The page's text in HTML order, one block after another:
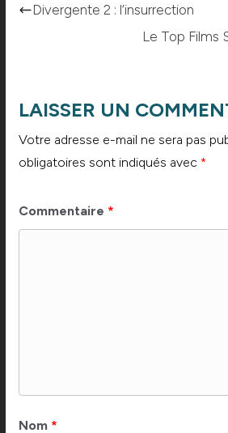
Divergente 2 : l’insurrection
Le Top Films
LAISSER UN
Votre adresse e-mail ne sera pas
obligatoires sont indiqués avec *
Commentaire *
Nom *